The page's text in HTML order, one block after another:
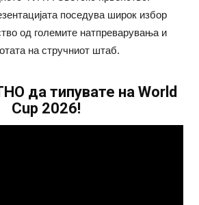
поседува широк избор
од големите натпреварувања и
на стручниот штаб.
да типувате на World
Cup 2026!